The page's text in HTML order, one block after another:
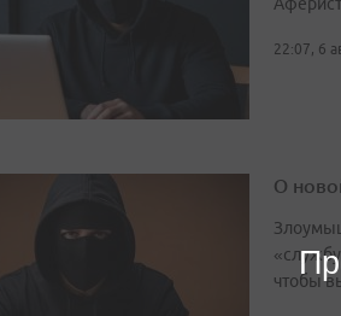
22:07, 6
О
чтобы